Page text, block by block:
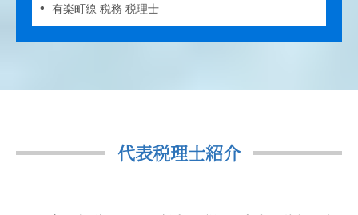
有楽町線 税務 税理士
代表税理士紹介